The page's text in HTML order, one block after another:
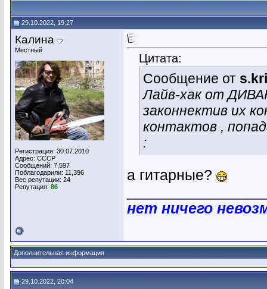
29.10.2022, 19:27
Калина
Местный
Регистрация: 30.07.2010
Адрес: СССР
Сообщений: 7,597
Поблагодарили: 11,396
Вес репутации: 24
Репутация: 86
Цитата:
Сообщение от
Лайв-хак от
законнектив их
контактов ,
:
а гитарные?
нет ничего
Дополнительная информация
29.10.2022, 20:04